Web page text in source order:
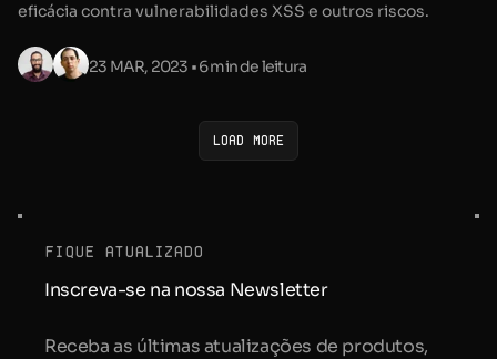
eficácia contra vulnerabilidades XSS e outros riscos.
23 MAR, 2023 • 6 min de leitura
Load more
fique atualizado
Inscreva-se na nossa Newsletter
Receba as últimas atualizações de produtos,